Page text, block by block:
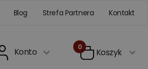
Blog Strefa Partnera Kontakt
Konto 0 Koszyk